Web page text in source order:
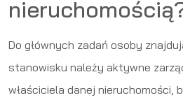
Do głównych zadań osoby
stanowisku należy aktywne
właściciela danej nieruchomości,